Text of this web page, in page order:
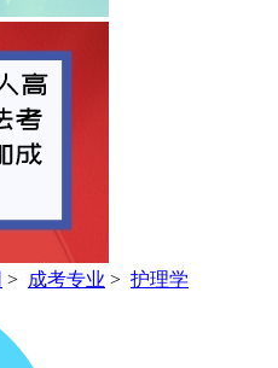
> 成考专业 > 护理学